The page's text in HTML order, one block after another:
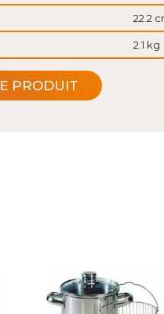
22.2
2.1 kg
PRODUIT